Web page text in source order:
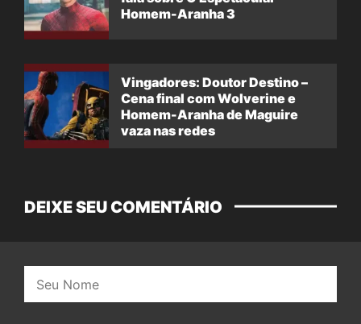
Homem-Aranha 3
Vingadores: Doutor Destino –
Cena final com Wolverine e
Homem-Aranha de Maguire
vaza nas redes
DEIXE SEU COMENTÁRIO